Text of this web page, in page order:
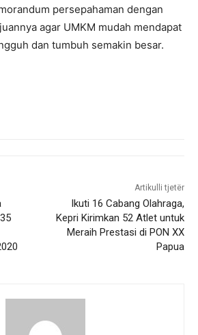
persepahaman dengan
agar UMKM mudah mendapat
dan tumbuh semakin besar.
Artikulli tjetër
Ikuti 16 Cabang Olahraga,
Kepri Kirimkan 52 Atlet untuk
Meraih Prestasi di PON XX
Papua